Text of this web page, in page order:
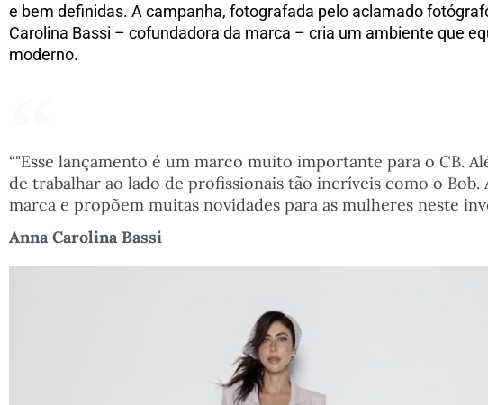
e bem definidas. A campanha, fotografada pelo aclamado
Carolina Bassi – cofundadora da marca – cria um ambiente que
moderno.
“"Esse lançamento é um marco muito importante para o CB.
de trabalhar ao lado de profissionais tão incríveis como o Bob.
marca e propõem muitas novidades para as mulheres neste
Anna Carolina Bassi